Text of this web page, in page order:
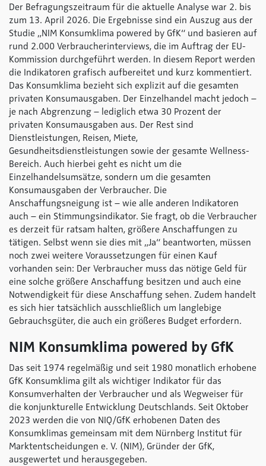
Der Befragungszeitraum für die aktuelle Analyse war 2. bis
zum 13. April 2026. Die Ergebnisse sind ein Auszug aus der
Studie „NIM Konsumklima powered by GfK“ und basieren auf
rund 2.000 Verbraucherinterviews, die im Auftrag der EU-
Kommission durchgeführt werden. In diesem Report werden
die Indikatoren grafisch aufbereitet und kurz kommentiert.
Das Konsumklima bezieht sich explizit auf die gesamten
privaten Konsumausgaben. Der Einzelhandel macht jedoch –
je nach Abgrenzung – lediglich etwa 30 Prozent der
privaten Konsumausgaben aus. Der Rest sind
Dienstleistungen, Reisen, Miete,
Gesundheitsdienstleistungen sowie der gesamte Wellness-
Bereich. Auch hierbei geht es nicht um die
Einzelhandelsumsätze, sondern um die gesamten
Konsumausgaben der Verbraucher. Die
Anschaffungsneigung ist – wie alle anderen Indikatoren
auch – ein Stimmungsindikator. Sie fragt, ob die Verbraucher
es derzeit für ratsam halten, größere Anschaffungen zu
tätigen. Selbst wenn sie dies mit „Ja“ beantworten, müssen
noch zwei weitere Voraussetzungen für einen Kauf
vorhanden sein: Der Verbraucher muss das nötige Geld für
eine solche größere Anschaffung besitzen und auch eine
Notwendigkeit für diese Anschaffung sehen. Zudem handelt
es sich hier tatsächlich ausschließlich um langlebige
Gebrauchsgüter, die auch ein größeres Budget erfordern.
NIM Konsumklima powered by GfK
Das seit 1974 regelmäßig und seit 1980 monatlich erhobene
GfK Konsumklima gilt als wichtiger Indikator für das
Konsumverhalten der Verbraucher und als Wegweiser für
die konjunkturelle Entwicklung Deutschlands. Seit Oktober
2023 werden die von NIQ/GfK erhobenen Daten des
Konsumklimas gemeinsam mit dem Nürnberg Institut für
Marktentscheidungen e. V. (NIM), Gründer der GfK,
ausgewertet und herausgegeben.